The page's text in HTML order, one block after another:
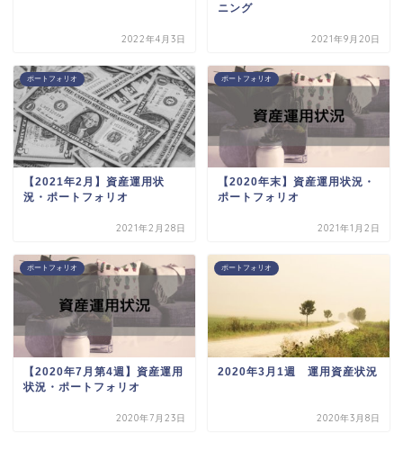
2022年4月3日
ニング
2021年9月20日
ポートフォリオ
【2021年2月】資産運用状
況・ポートフォリオ
2021年2月28日
ポートフォリオ
【2020年末】資産運用状況・
ポートフォリオ
2021年1月2日
ポートフォリオ
【2020年7月第4週】資産運用
状況・ポートフォリオ
2020年7月23日
ポートフォリオ
2020年3月1週 運用資産状況
2020年3月8日